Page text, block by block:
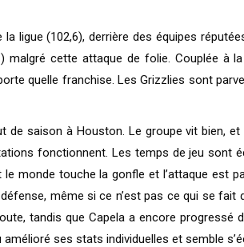
ligue (102,6), derrière des équipes
malgré cette attaque de folie. Couplée à
quelle franchise. Les Grizzlies sont
de saison à Houston. Le groupe vit bien,
fonctionnent. Les temps de jeu sont
monde touche la gonfle et l’attaque est
même si ce n’est pas ce qui se
tandis que Capela a encore
ses stats individuelles et semble